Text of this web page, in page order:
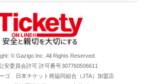
© Gazigo Inc. All Rights Reserved.
安委員会許可 許可番号307760506611
ゴ 日本チケット商協同組合（JTA）加盟店